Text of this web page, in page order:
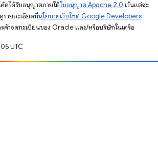
ดได้รับอนุญาตภายใต้ใบอนุญาต Apache 2.0 เว้นแต่จะ
รายละเอียดที่นโยบายเว็บไซต์ Google Developers
ค้าจดทะเบียนของ Oracle และ/หรือบริษัทในเครือ
UTC